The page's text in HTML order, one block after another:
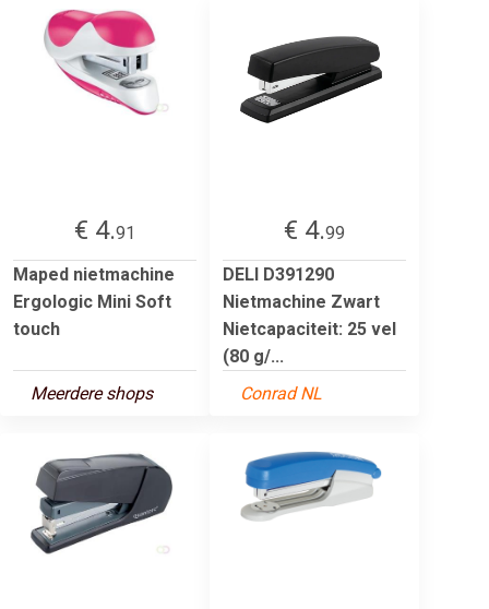
€ 4.91
Maped nietmachine
Ergologic Mini Soft
touch
Meerdere shops
€ 4.99
DELI D391290
Nietmachine Zwart
Nietcapaciteit: 25 vel
(80 g/...
Conrad NL